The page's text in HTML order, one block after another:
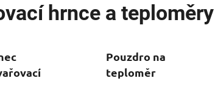
hrnce a teploměry
Pouzdro na
teploměr